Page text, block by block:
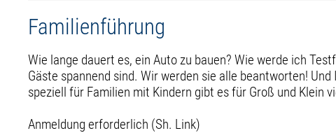
Familienführung
Wie lange dauert es, ein Auto zu bauen? Wie werde ich
Gäste spannend sind. Wir werden sie alle beantworten!
speziell für Familien mit Kindern gibt es für Groß und Klein
Anmeldung erforderlich (Sh. Link)